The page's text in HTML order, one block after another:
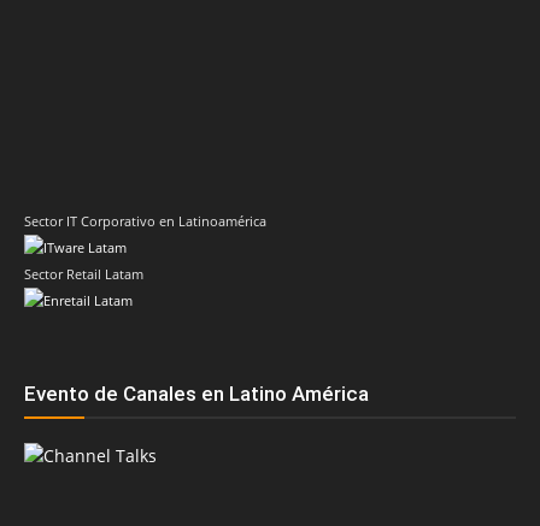
Sector IT Corporativo en Latinoamérica
Sector Retail Latam
Evento de Canales en Latino América